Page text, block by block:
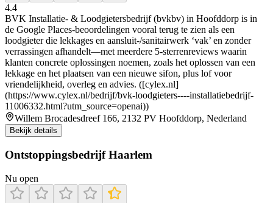
4.4
BVK Installatie- & Loodgietersbedrijf (bvkbv) in Hoofddorp is in
de Google Places-beoordelingen vooral terug te zien als een
loodgieter die lekkages en aansluit-/sanitairwerk ‘vak’ en zonder
verrassingen afhandelt—met meerdere 5-sterrenreviews waarin
klanten concrete oplossingen noemen, zoals het oplossen van een
lekkage en het plaatsen van een nieuwe sifon, plus lof voor
vriendelijkheid, overleg en advies. ([cylex.nl]
(https://www.cylex.nl/bedrijf/bvk-loodgieters----installatiebedrijf-
11006332.html?utm_source=openai))
Willem Brocadesdreef 166, 2132 PV Hoofddorp, Nederland
Bekijk details
Ontstoppingsbedrijf Haarlem
Nu open